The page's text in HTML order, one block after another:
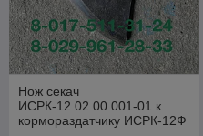
Нож секач
ИСРК-12.02.00.001-01 к
кормораздатчику ИСРК-12Ф